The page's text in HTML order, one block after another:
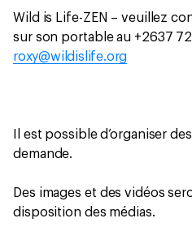
Wild is Life-ZEN – veuillez
sur son portable au +2637
roxy@wildislife.org
Il est possible d’organiser
demande.
Des images et des vidéos
disposition des médias.